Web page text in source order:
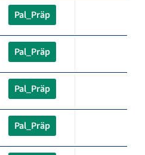
Pal_Präp
Pal_Präp
Pal_Präp
Pal_Präp